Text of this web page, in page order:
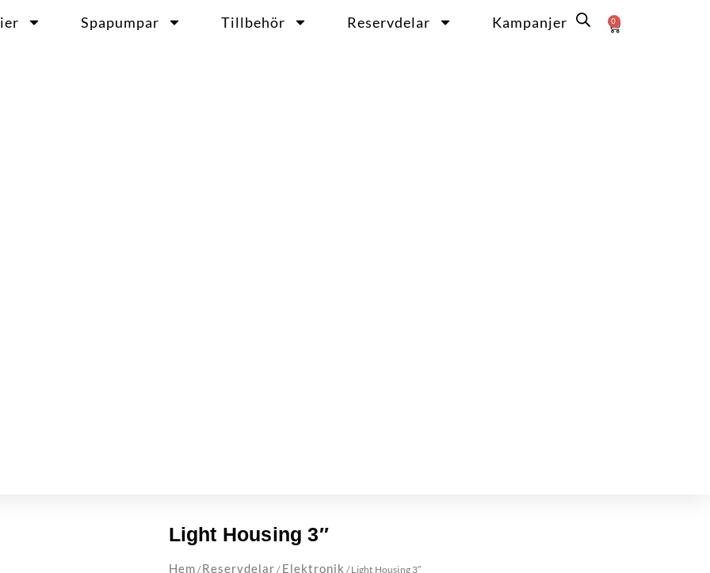
Spapumpar Tillbehör Reservdelar Kampanjer 0
Varukorg
Light Housing 3″
Hem /Reservdelar / Elektronik / Light Housing 3″